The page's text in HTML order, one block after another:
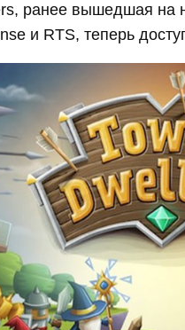
ранее вышедшая на
и RTS, теперь